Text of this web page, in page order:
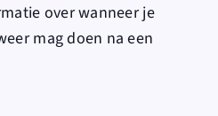
over wanneer je
mag doen na een